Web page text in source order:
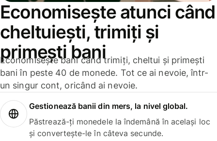
Economisește atunci când
cheltuiești, trimiți și
primești bani
Economisește bani când trimiți, cheltui și primești
bani în peste 40 de monede. Tot ce ai nevoie, într-
un singur cont, oricând ai nevoie.
Gestionează banii din mers, la nivel global.
Păstrează-ți monedele la îndemână în același loc
și convertește-le în câteva secunde.